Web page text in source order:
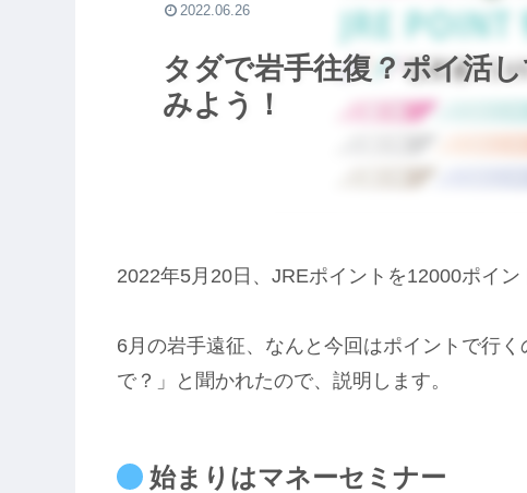
タダで岩手往復？ポイ活
みよう！
2022.06.26
2022年5月20日、JREポイントを12000ポイン
6月の岩手遠征、なんと今回はポイントで行
で？」と聞かれたので、説明します。
始まりはマネーセミナー